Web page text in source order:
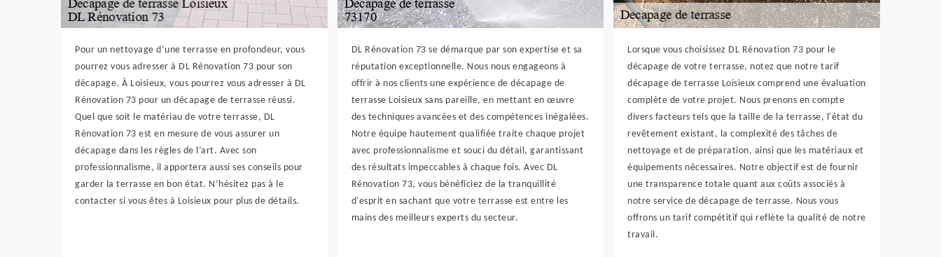
Pour un nettoyage d’une terrasse en profondeur, vous
pourrez vous adresser à DL Rénovation 73 pour son
décapage. À Loisieux, vous pourrez vous adresser à DL
Rénovation 73 pour un décapage de terrasse réussi.
Quel que soit le matériau de votre terrasse, DL
Rénovation 73 est en mesure de vous assurer un
décapage dans les règles de l’art. Avec son
professionnalisme, il apportera aussi ses conseils pour
garder la terrasse en bon état. N’hésitez pas à le
contacter si vous êtes à Loisieux pour plus de détails.
DL Rénovation 73 se démarque par son expertise et sa
réputation exceptionnelle. Nous nous engageons à
offrir à nos clients une expérience de décapage de
terrasse Loisieux sans pareille, en mettant en œuvre
des techniques avancées et des compétences inégalées.
Notre équipe hautement qualifiée traite chaque projet
avec professionnalisme et souci du détail, garantissant
des résultats impeccables à chaque fois. Avec DL
Rénovation 73, vous bénéficiez de la tranquillité
d'esprit en sachant que votre terrasse est entre les
mains des meilleurs experts du secteur.
Lorsque vous choisissez DL Rénovation 73 pour le
décapage de votre terrasse, notez que notre tarif
décapage de terrasse Loisieux comprend une évaluation
complète de votre projet. Nous prenons en compte
divers facteurs tels que la taille de la terrasse, l'état du
revêtement existant, la complexité des tâches de
nettoyage et de préparation, ainsi que les matériaux et
équipements nécessaires. Notre objectif est de fournir
une transparence totale quant aux coûts associés à
notre service de décapage de terrasse. Nous vous
offrons un tarif compétitif qui reflète la qualité de notre
travail.